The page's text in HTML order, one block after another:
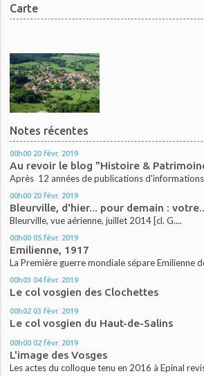
Carte
Notes récentes
00h00 20 févr. 2019
Au revoir le blog "Histoire &
Après 12 années de publications
00h00 20 févr. 2019
Bleurville, d'hier... pour demain :
Bleurville, vue aérienne, juillet 2014 [cl. G....
00h00 05 févr. 2019
Emilienne, 1917
La Première guerre mondiale sépare Emilienne
00h03 04 févr. 2019
Le col vosgien des Clochettes
00h02 03 févr. 2019
Le col vosgien du Haut-de-Salins
00h00 02 févr. 2019
L'image des Vosges
Les actes du colloque tenu en 2016 à Epinal